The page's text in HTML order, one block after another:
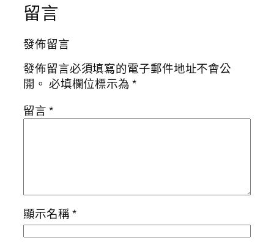
留言
發佈留言
發佈留言必須填寫的電子郵件地址不會公
開。 必填欄位標示為*
留言*
顯示名稱*